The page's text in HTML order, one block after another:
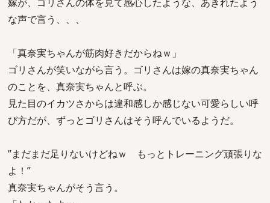
な声で言う、、、
「真奈実ちゃんが筋肉好きだからねｗ」
ゴリさんが笑いながら言う。ゴリさんは嫁の真奈実ちゃん
のことを、真奈実ちゃんと呼ぶ。
見た目のイカツさからは違和感しか感じない可愛らしい呼
び方だが、ずっとゴリさんはそう呼んでいるようだ。
”まだまだ足りないけどねｗ もっとトレーニング頑張りな
よ！”
真奈実ちゃんがそう言う。